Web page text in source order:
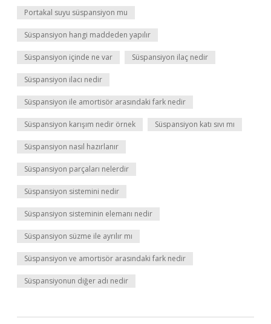
Portakal suyu süspansiyon mu
Süspansiyon hangi maddeden yapılır
Süspansiyon içinde ne var Süspansiyon ilaç nedir
Süspansiyon ilacı nedir
Süspansiyon ile amortisör arasındaki fark nedir
Süspansiyon karışım nedir örnek Süspansiyon katı sıvı mı
Süspansiyon nasıl hazırlanır
Süspansiyon parçaları nelerdir
Süspansiyon sistemini nedir
Süspansiyon sisteminin elemanı nedir
Süspansiyon süzme ile ayrılır mı
Süspansiyon ve amortisör arasındaki fark nedir
Süspansiyonun diğer adı nedir